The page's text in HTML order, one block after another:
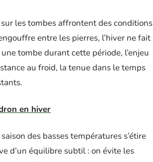
les tombes affrontent des conditions
entre les pierres, l’hiver ne fait
tombe durant cette période, l’enjeu
au froid, la tenue dans le temps
en hiver
des basses températures s’étire
d’un équilibre subtil : on évite les